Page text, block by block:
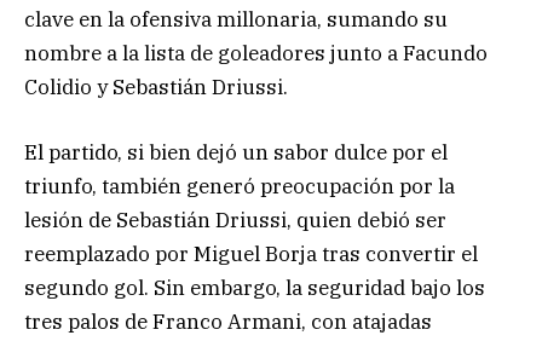
clave en la ofensiva millonaria, sumando su
nombre a la lista de goleadores junto a Facundo
Colidio y Sebastián Driussi.
El partido, si bien dejó un sabor dulce por el
triunfo, también generó preocupación por la
lesión de Sebastián Driussi, quien debió ser
reemplazado por Miguel Borja tras convertir el
segundo gol. Sin embargo, la seguridad bajo los
tres palos de Franco Armani, con atajadas